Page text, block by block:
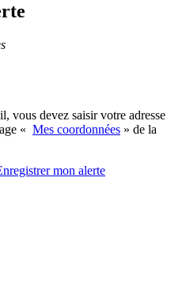
vous devez saisir votre adresse
« Mes coordonnées » de la
mon alerte